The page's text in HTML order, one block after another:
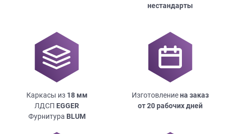
нестандарты
Каркасы из 18мм
ЛДСП EGGER
Фурнитура BLUM
Изготовлениена заказ
от 20 рабочих дней